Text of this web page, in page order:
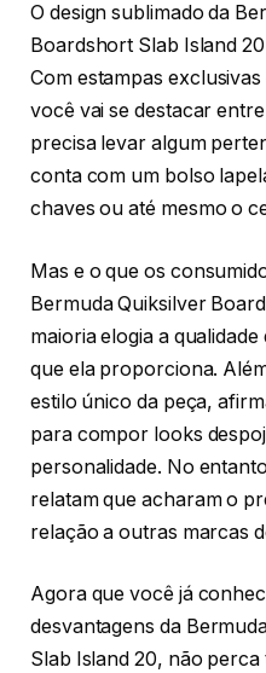
O design sublimado da
Boardshort Slab Island
Com estampas
você vai se destacar
precisa levar algum
conta com um bolso
chaves ou até mesmo o
Mas e o que os
Bermuda Quiksilver
maioria elogia a
que ela proporciona.
estilo único da peça,
para compor looks
personalidade. No
relatam que acharam o
relação a outras marcas
Agora que você já
desvantagens da
Slab Island 20, não